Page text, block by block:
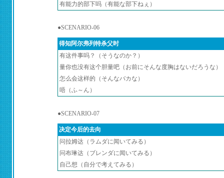
有能力的部下吗（有能な部下ねぇ）
●SCENARIO-06
得知阿尔弗列特杀父时
有这件事吗？（そうなのか？）
量你也没有这个胆量吧（お前にそんな度胸はないだろうな）
怎么会这样的（そんなバカな）
唔（ふ～ん）
●SCENARIO-07
决定今后的去向
问拉姆达（ラムダに闻いてみる）
问布琳达（ブレンダに闻いてみる）
自己想（自分で考えてみる）